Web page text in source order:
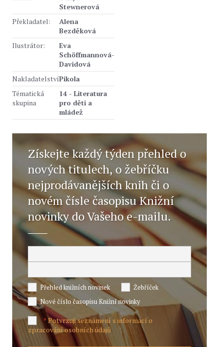
Stewnerová
Překladatel:
Alena
Bezděková
Ilustrátor:
Eva
Schöffmannová-
Davidová
NakladatelstvíPikola
Tématická
skupina
14 - Literatura
pro děti a
mládež
Získejte každý týden přehled o
nových titulech, o žebříčku
nejprodávanějších knih či o
novém čísle časopisu Knižní
novinky do Vašeho e-mailu.
Přehled knižních novinek
Žebříček
Nové číslo časopisu Knižní novinky
*Potvrzuji seznámení s informací o
zpracování osobních údajů